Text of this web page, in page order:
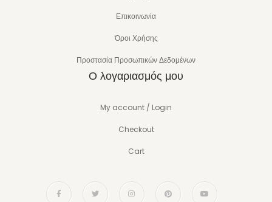
Επικοινωνία
Όροι Χρήσης
Προστασία Προσωπικών Δεδομένων
Ο λογαριασμός μου
My account / Login
Checkout
Cart